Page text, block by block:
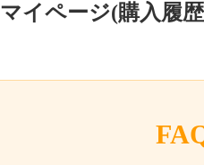
マイページ(購入履